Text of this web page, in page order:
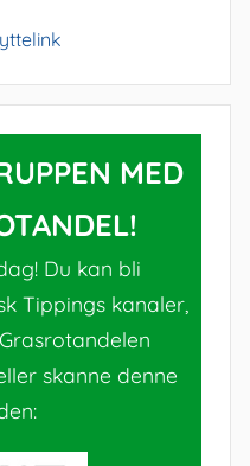
MED
Du kan bli
Tippings kanaler,
skanne denne